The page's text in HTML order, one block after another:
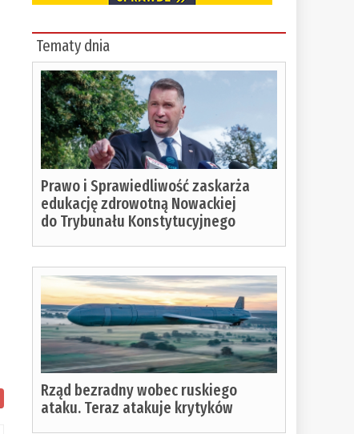
Tematy dnia
Prawo i Sprawiedliwość zaskarża
edukację zdrowotną Nowackiej
do Trybunału Konstytucyjnego
Rząd bezradny wobec ruskiego
ataku. Teraz atakuje krytyków